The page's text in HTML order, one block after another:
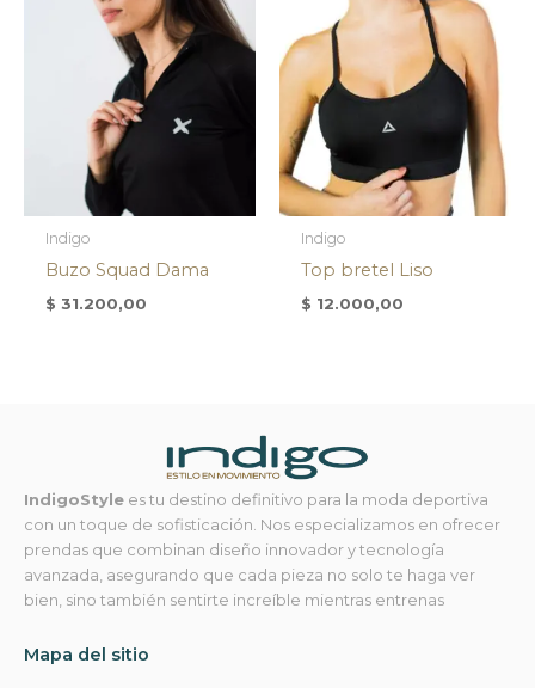
Indigo
Buzo Squad Dama
$ 31.200,00
Indigo
Top bretel Liso
$ 12.000,00
IndigoStyle es tu destino definitivo para la moda deportiva
con un toque de sofisticación. Nos especializamos en ofrecer
prendas que combinan diseño innovador y tecnología
avanzada, asegurando que cada pieza no solo te haga ver
bien, sino también sentirte increíble mientras entrenas
Mapa del sitio